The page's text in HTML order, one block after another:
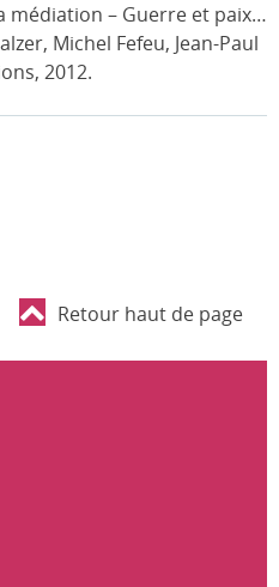
médiation – Guerre et paix…
Michel Fefeu, Jean-Paul
2012.
Retour haut de page